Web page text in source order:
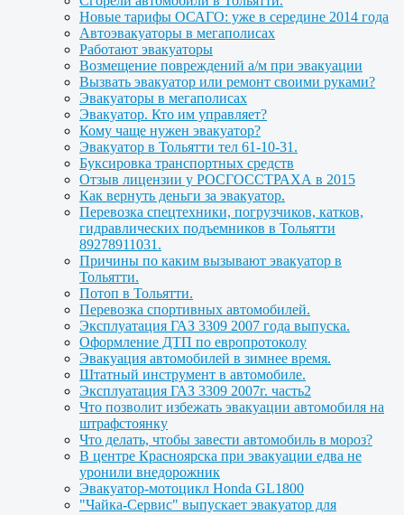
Новые тарифы ОСАГО: уже в середине 2014 года
Автоэвакуаторы в мегаполисах
Работают эвакуаторы
Возмещение повреждений а/м при эвакуации
Вызвать эвакуатор или ремонт своими руками?
Эвакуаторы в мегаполисах
Эвакуатор. Кто им управляет?
Кому чаще нужен эвакуатор?
Эвакуатор в Тольятти тел 61-10-31.
Буксировка транспортных средств
Отзыв лицензии у РОСГОССТРАХА в 2015
Как вернуть деньги за эвакуатор.
Перевозка спецтехники, погрузчиков, катков,
гидравлических подъемников в Тольятти
89278911031.
Причины по каким вызывают эвакуатор в
Тольятти.
Потоп в Тольятти.
Перевозка спортивных автомобилей.
Эксплуатация ГАЗ 3309 2007 года выпуска.
Оформление ДТП по европротоколу
Эвакуация автомобилей в зимнее время.
Штатный инструмент в автомобиле.
Эксплуатация ГАЗ 3309 2007г. часть2
Что позволит избежать эвакуации автомобиля на
штрафстоянку
Что делать, чтобы завести автомобиль в мороз?
В центре Красноярска при эвакуации едва не
уронили внедорожник
Эвакуатор-мотоцикл Honda GL1800
"Чайка-Сервис" выпускает эвакуатор для